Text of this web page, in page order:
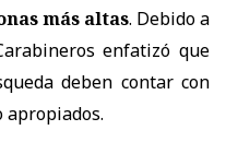
más altas. Debido a
enfatizó que
deben contar con
apropiados.